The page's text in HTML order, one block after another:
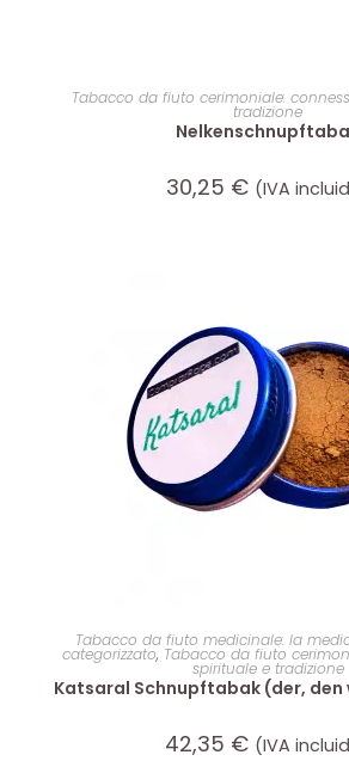
AGGIUNGI AL
Tabacco da fiuto cerimoniale:
tradizione
30,25 € (IVA
AGGIUNGI AL
Tabacco da fiuto medicinale: la
categorizzato, Tabacco da fiuto
spirituale e tradizione
Katsaral Schnupftabak (der, den
42,35 € (IVA